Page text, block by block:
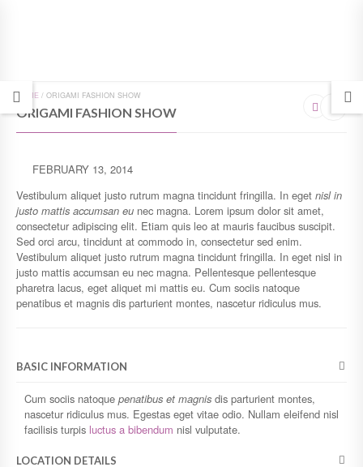
HOME / ORIGAMI FASHION SHOW
ORIGAMI FASHION SHOW
FEBRUARY 13, 2014
Vestibulum aliquet justo rutrum magna tincidunt fringilla. In eget nisl in
justo mattis accumsan eu nec magna. Lorem ipsum dolor sit amet,
consectetur adipiscing elit. Etiam quis leo at mauris faucibus suscipit.
Sed orci arcu, tincidunt at commodo in, consectetur sed enim.
Vestibulum aliquet justo rutrum magna tincidunt fringilla. In eget nisl in
justo mattis accumsan eu nec magna. Pellentesque pellentesque
pharetra lacus, eget aliquet mi mattis eu. Cum sociis natoque
penatibus et magnis dis parturient montes, nascetur ridiculus mus.
BASIC INFORMATION
Cum sociis natoque penatibus et magnis dis parturient montes,
nascetur ridiculus mus. Egestas eget vitae odio. Nullam eleifend nisl
facilisis turpis luctus a bibendum nisl vulputate.
LOCATION DETAILS